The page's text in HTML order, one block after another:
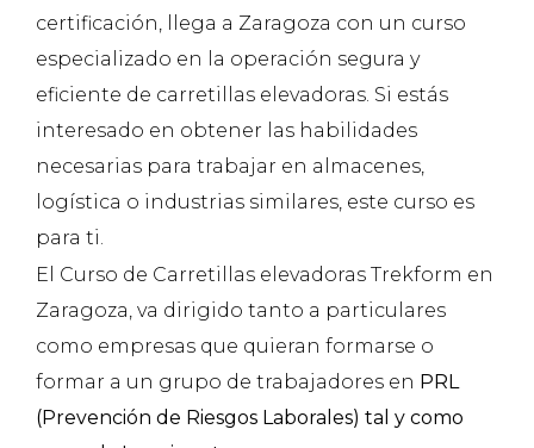
certificación, llega a Zaragoza con un curso
especializado en la operación segura y
eficiente de carretillas elevadoras. Si estás
interesado en obtener las habilidades
necesarias para trabajar en almacenes,
logística o industrias similares, este curso es
para ti.
El Curso de Carretillas elevadoras Trekform en
Zaragoza, va dirigido tanto a particulares
como empresas que quieran formarse o
formar a un grupo de trabajadores en PRL
(Prevención de Riesgos Laborales) tal y como